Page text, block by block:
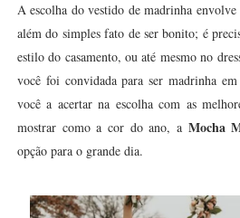
A escolha do vestido de madrinha
além do simples fato de ser bonito; é
estilo do casamento, ou até mesmo no
você foi convidada para ser madrinha
você a acertar na escolha com as
mostrar como a cor do ano, a Mocha
opção para o grande dia.